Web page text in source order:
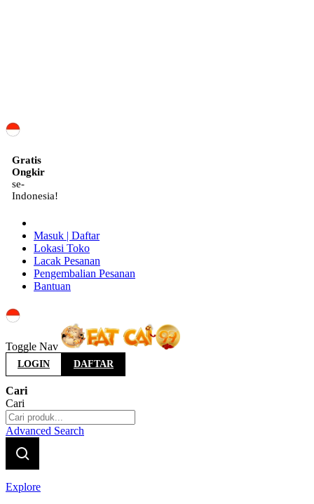
Gratis
Ongkir
se-
Indonesia!
Masuk | Daftar
Lokasi Toko
Lacak Pesanan
Pengembalian Pesanan
Bantuan
Toggle Nav
LOGIN DAFTAR
Cari
Cari
Advanced Search
Explore